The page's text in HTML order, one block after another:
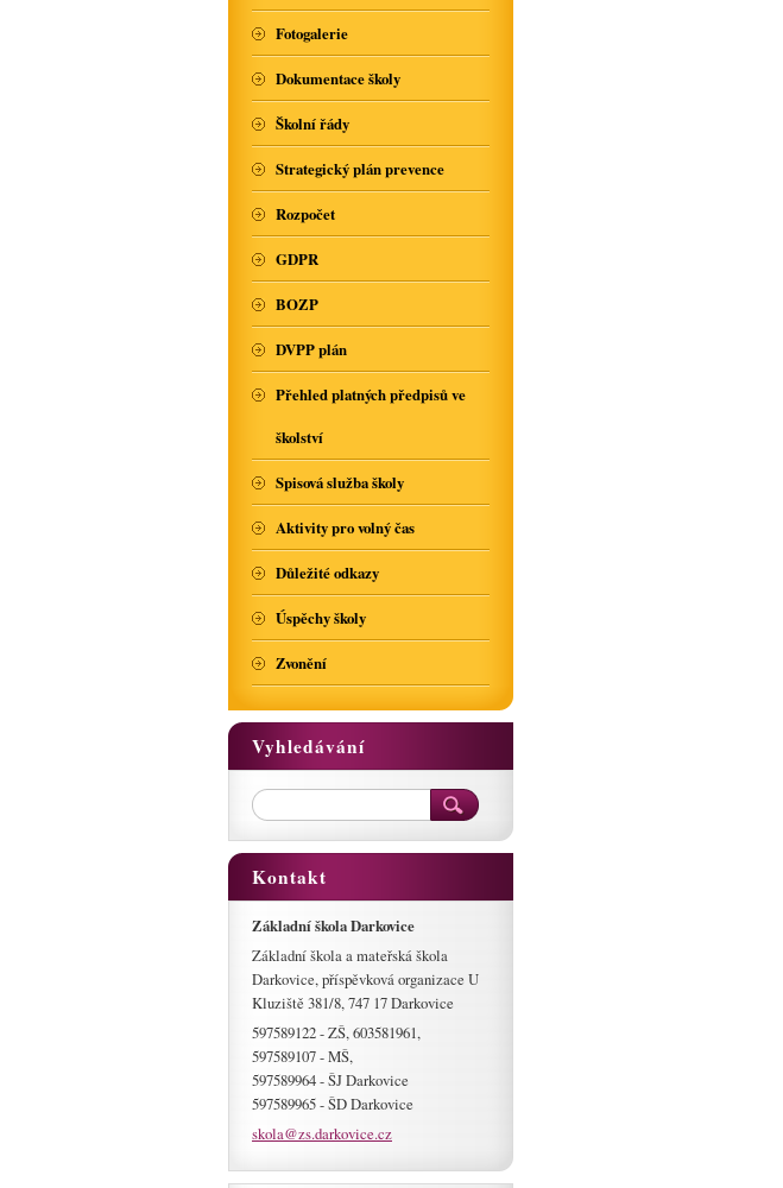
Fotogalerie
Dokumentace školy
Školní řády
Strategický plán prevence
Rozpočet
GDPR
BOZP
DVPP plán
Přehled platných předpisů ve
školství
Spisová služba školy
Aktivity pro volný čas
Důležité odkazy
Úspěchy školy
Zvonění
Vyhledávání
Kontakt
Základní škola Darkovice
Základní škola a mateřská škola
Darkovice, příspěvková organizace U
Kluziště 381/8, 747 17 Darkovice
597589122 - ZŠ, 603581961,
597589107 - MŠ,
597589964 - ŠJ Darkovice
597589965 - ŠD Darkovice
skola@zs.darkovice.cz